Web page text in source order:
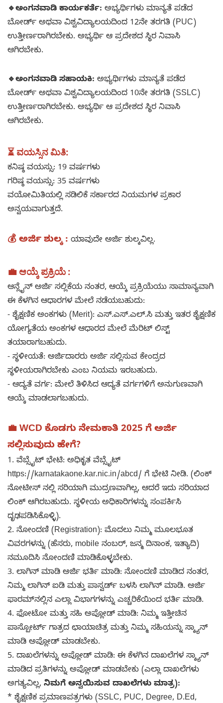
🔹ಅಂಗನವಾಡಿ ಕಾರ್ಯಕರ್ತೆ: ಅಭ್ಯರ್ಥಿಗಳು ಮಾನ್ಯತೆ ಪಡೆದ
ಬೋರ್ಡ್ ಅಥವಾ ವಿಶ್ವವಿದ್ಯಾಲಯದಿಂದ 12ನೇ ತರಗತಿ (PUC)
ಉತ್ತೀರ್ಣರಾಗಿರಬೇಕು.​ ಅಭ್ಯರ್ಥಿ ಆ ಪ್ರದೇಶದ ಸ್ಥಿರ ನಿವಾಸಿ
ಆಗಿರಬೇಕು.
🔹ಅಂಗನವಾಡಿ ಸಹಾಯಕಿ: ಅಭ್ಯರ್ಥಿಗಳು ಮಾನ್ಯತೆ ಪಡೆದ
ಬೋರ್ಡ್ ಅಥವಾ ವಿಶ್ವವಿದ್ಯಾಲಯದಿಂದ 10ನೇ ತರಗತಿ (SSLC)
ಉತ್ತೀರ್ಣರಾಗಿರಬೇಕು. ಅಭ್ಯರ್ಥಿ ಆ ಪ್ರದೇಶದ ಸ್ಥಿರ ನಿವಾಸಿ
ಆಗಿರಬೇಕು.
⏳ ವಯಸ್ಸಿನ ಮಿತಿ:
ಕನಿಷ್ಠ ವಯಸ್ಸು: 19 ವರ್ಷಗಳು​
ಗರಿಷ್ಠ ವಯಸ್ಸು: 35 ವರ್ಷಗಳು​
ವಯೋಮಿತಿಯಲ್ಲಿ ಸಡಿಲಿಕೆ ಸರ್ಕಾರದ ನಿಯಮಗಳ ಪ್ರಕಾರ
ಅನ್ವಯವಾಗುತ್ತದೆ.
💰 ಅರ್ಜಿ ಶುಲ್ಕ : ಯಾವುದೇ ಅರ್ಜಿ ಶುಲ್ಕವಿಲ್ಲ.​
💼 ಆಯ್ಕೆ ಪ್ರಕ್ರಿಯೆ :
ಆನ್ಲೈನ್ ಅರ್ಜಿ ಸಲ್ಲಿಕೆಯ ನಂತರ, ಆಯ್ಕೆ ಪ್ರಕ್ರಿಯೆಯು ಸಾಮಾನ್ಯವಾಗಿ
ಈ ಕೆಳಗಿನ ಆಧಾರಗಳ ಮೇಲೆ ನಡೆಯಬಹುದು:
- ಶೈಕ್ಷಣಿಕ ಅಂಕಗಳು (Merit): ಎಸ್.ಎಸ್.ಎಲ್.ಸಿ ಮತ್ತು ಇತರ ಶೈಕ್ಷಣಿಕ
ಯೋಗ್ಯತೆಯ ಅಂಕಗಳ ಆಧಾರದ ಮೇಲೆ ಮೆರಿಟ್ ಲಿಸ್ಟ್
ತಯಾರಾಗಬಹುದು.
- ಸ್ಥಳೀಯತೆ: ಅರ್ಜಿದಾರರು ಅರ್ಜಿ ಸಲ್ಲಿಸುವ ಕೇಂದ್ರದ
ಸ್ಥಳೀಯರಾಗಿರಬೇಕು ಎಂಬ ನಿಯಮ ಇರಬಹುದು.
- ಆದ್ಯತೆ ವರ್ಗ: ಮೇಲೆ ತಿಳಿಸಿದ ಆದ್ಯತೆ ವರ್ಗಗಳಿಗೆ ಅನುಗುಣವಾಗಿ
ಆಯ್ಕೆ ಮಾಡಲಾಗಬಹುದು.
💼 WCD ಕೊಡಗು ನೇಮಕಾತಿ 2025 ಗೆ ಅರ್ಜಿ
ಸಲ್ಲಿಸುವುದು ಹೇಗೆ?
1. ವೆಬ್ಸೈಟ್ ಭೇಟಿ: ಅಧಿಕೃತ ವೆಬ್ಸೈಟ್
https://karnatakaone.kar.nic.in/abcd/ ಗೆ ಭೇಟಿ ನೀಡಿ. (ಲಿಂಕ್
ನೋಟೀಸ್ ನಲ್ಲಿ ಸರಿಯಾಗಿ ಮುದ್ರಣವಾಗಿಲ್ಲ, ಆದರೆ ಇದು ಸರಿಯಾದ
ಲಿಂಕ್ ಆಗಿರಬಹುದು. ಸ್ಥಳೀಯ ಅಧಿಕಾರಿಗಳನ್ನು ಸಂಪರ್ಕಿಸಿ
ದೃಢಪಡಿಸಿಕೊಳ್ಳಿ).
2. ನೋಂದಣಿ (Registration): ಮೊದಲು ನಿಮ್ಮ ಮೂಲಭೂತ
ವಿವರಗಳನ್ನು (ಹೆಸರು, mobile ನಂಬರ್, ಜನ್ಮ ದಿನಾಂಕ, ಇತ್ಯಾದಿ)
ನಮೂದಿಸಿ ನೋಂದಣಿ ಮಾಡಿಕೊಳ್ಳಬೇಕು.
3. ಲಾಗಿನ್ ಮಾಡಿ ಅರ್ಜಿ ಭರ್ತಿ ಮಾಡಿ: ನೋಂದಣಿ ಮಾಡಿದ ನಂತರ,
ನಿಮ್ಮ ಲಾಗಿನ್ ಐಡಿ ಮತ್ತು ಪಾಸ್ವರ್ಡ್ ಬಳಸಿ ಲಾಗಿನ್ ಮಾಡಿ. ಅರ್ಜಿ
ಫಾರಮ್‌ನಲ್ಲಿನ ಎಲ್ಲಾ ವಿಭಾಗಗಳನ್ನು ಎಚ್ಚರಿಕೆಯಿಂದ ಭರ್ತಿ ಮಾಡಿ.
4. ಫೋಟೋ ಮತ್ತು ಸಹಿ ಅಪ್ಲೋಡ್ ಮಾಡಿ: ನಿಮ್ಮ ಇತ್ತೀಚಿನ
ಪಾಸ್ಪೋರ್ಟ್ ಗಾತ್ರದ ಛಾಯಾಚಿತ್ರ ಮತ್ತು ನಿಮ್ಮ ಸಹಿಯನ್ನು ಸ್ಕ್ಯಾನ್
ಮಾಡಿ ಅಪ್ಲೋಡ್ ಮಾಡಬೇಕು.
5. ದಾಖಲೆಗಳನ್ನು ಅಪ್ಲೋಡ್ ಮಾಡಿ: ಈ ಕೆಳಗಿನ ದಾಖಲೆಗಳ ಸ್ಕ್ಯಾನ್
ಮಾಡಿದ ಪ್ರತಿಗಳನ್ನು ಅಪ್ಲೋಡ್ ಮಾಡಬೇಕು (ಎಲ್ಲಾ ದಾಖಲೆಗಳು
ಅಗತ್ಯವಿಲ್ಲ, ನಿಮಗೆ ಅನ್ವಯಿಸುವ ದಾಖಲೆಗಳು ಮಾತ್ರ):
* ಶೈಕ್ಷಣಿಕ ಪ್ರಮಾಣಪತ್ರಗಳು (SSLC, PUC, Degree, D.Ed,